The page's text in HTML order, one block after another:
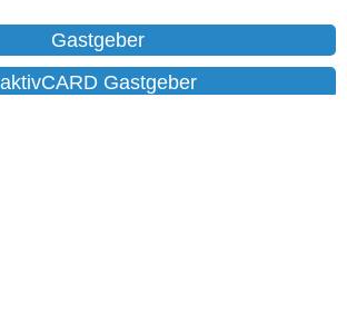
Gastgeber
aktivCARD Gastgeber